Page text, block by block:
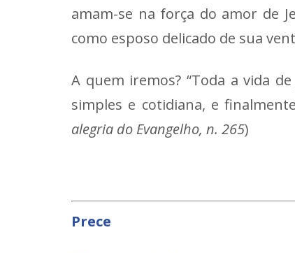
amam-se na força do amor de
como esposo delicado de sua
A quem iremos? “Toda a vida
simples e cotidiana, e
alegria do Evangelho, n. 265)
Prece